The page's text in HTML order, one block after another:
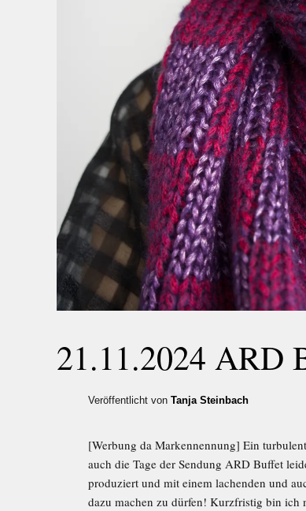
21.11.2024 ARD
Veröffentlicht von Tanja Steinbach
[Werbung da Markennennung] Ein
auch die Tage der Sendung ARD Buffet
produziert und mit einem lachenden und
dazu machen zu dürfen! Kurzfristig bin